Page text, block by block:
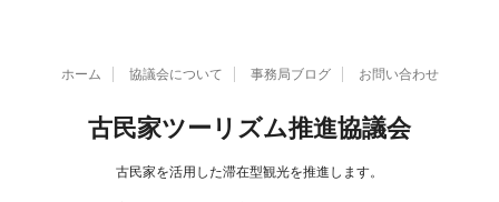
ホーム 協議会について 事務局ブログ お問い合わせ
古民家ツーリズム推進協議会
古民家を活用した滞在型観光を推進します。